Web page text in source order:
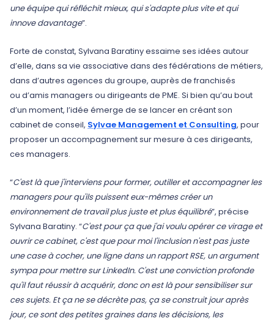
une équipe qui réfléchit mieux, qui s'adapte plus vite et qui
innove davantage”.
Forte de constat, Sylvana Baratiny essaime ses idées autour
d’elle, dans sa vie associative dans des fédérations de métiers,
dans d’autres agences du groupe, auprès de franchisés
ou d’amis managers ou dirigeants de PME. Si bien qu’au bout
d’un moment, l’idée émerge de se lancer en créant son
cabinet de conseil, Sylvae Management et Consulting, pour
proposer un accompagnement sur mesure à ces dirigeants,
ces managers.
“C'est là que j'interviens pour former, outiller et accompagner les
managers pour qu'ils puissent eux-mêmes créer un
environnement de travail plus juste et plus équilibré”, précise
Sylvana Baratiny. “C'est pour ça que j'ai voulu opérer ce virage et
ouvrir ce cabinet, c'est que pour moi l'inclusion n'est pas juste
une case à cocher, une ligne dans un rapport RSE, un argument
sympa pour mettre sur LinkedIn. C'est une conviction profonde
qu'il faut réussir à acquérir, donc on est là pour sensibiliser sur
ces sujets. Et ça ne se décrète pas, ça se construit jour après
jour, ce sont des petites graines dans les décisions, les